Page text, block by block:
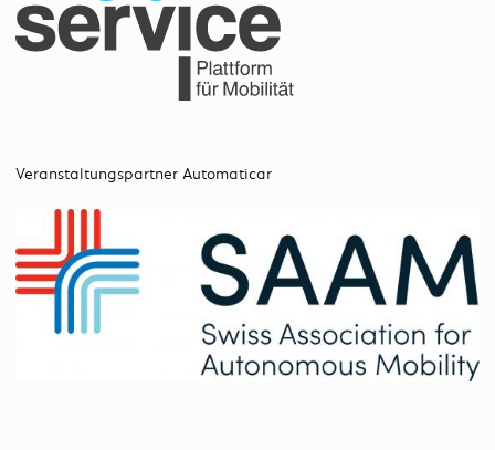
Veranstaltungspartner Automaticar